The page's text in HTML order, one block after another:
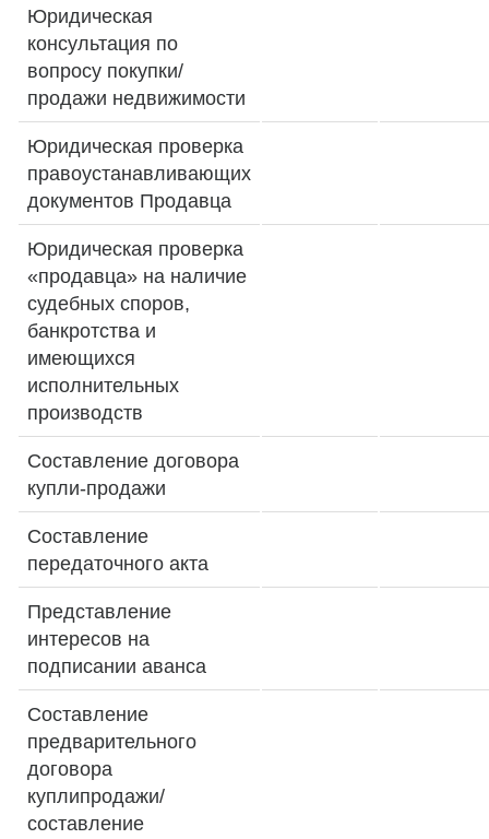
Юридическая
консультация по
вопросу покупки/
продажи недвижимости
Юридическая проверка
правоустанавливающих
документов Продавца
Юридическая проверка
«продавца» на наличие
судебных споров,
банкротства и
имеющихся
исполнительных
производств
Составление договора
купли-продажи
Составление
передаточного акта
Представление
интересов на
подписании аванса
Составление
предварительного
договора
куплипродажи/
составление